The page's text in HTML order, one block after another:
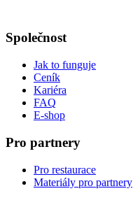
Společnost
Jak to funguje
Ceník
Kariéra
FAQ
E-shop
Pro partnery
Pro restaurace
Materiály pro partnery